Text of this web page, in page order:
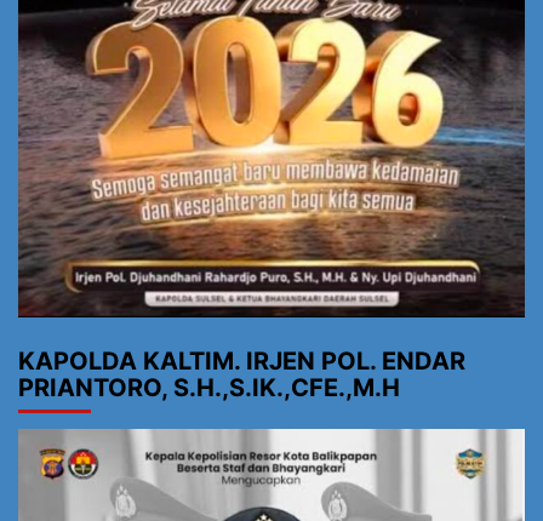
KAPOLDA KALTIM. IRJEN POL. ENDAR
PRIANTORO, S.H.,S.IK.,CFE.,M.H